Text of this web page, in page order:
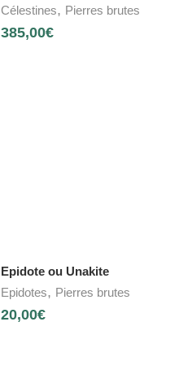
Célestines, Pierres brutes
385,00€
Epidote ou Unakite
Epidotes, Pierres brutes
20,00€